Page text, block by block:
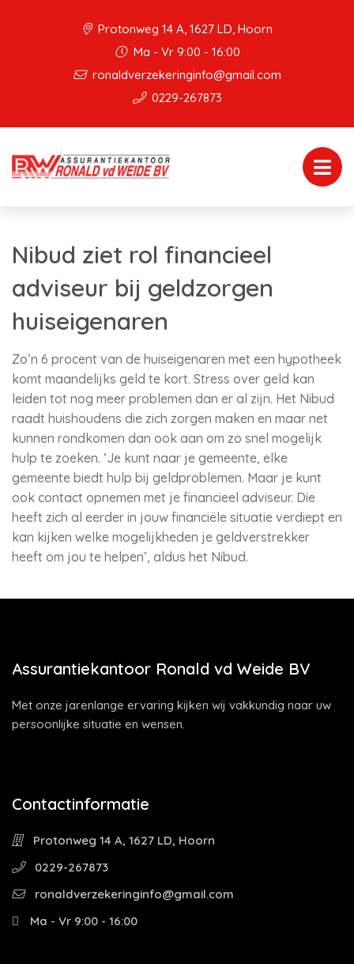
Protonweg 14 A, 1627 LD, Hoorn
Ma - Vr 9:00 - 16:00
ronaldverzekeringinfo@gmail.com
0229-267873
Nibud ziet rol financieel
adviseur bij geldzorgen
huiseigenaren
Zo’n 6 procent van de huiseigenaren met een hypotheek
komt maandelijks geld te kort. Stress over geld kan
leiden tot nog meer problemen dan er al zijn. Het Nibud
raadt huishoudens die zich zorgen maken en maar net
kunnen rondkomen dan ook aan om zo snel mogelijk
hulp te zoeken. ‘Je kunt naar je gemeente, elke
gemeente biedt hulp bij geldproblemen. Maar je kunt
ook contact opnemen met je financieel adviseur. Die
heeft zich al eerder in jouw financiële situatie verdiept en
kan kijken welke mogelijkheden je geldverstrekker
heeft om jou te helpen’, aldus het Nibud.
Assurantiekantoor Ronald vd Weide BV
Met onze jarenlange ervaring kijken wij vakkundig naar uw
persoonlijke situatie en wensen.
Contactinformatie
Protonweg 14 A, 1627 LD, Hoorn
0229-267873
ronaldverzekeringinfo@gmail.com
Ma - Vr 9:00 - 16:00